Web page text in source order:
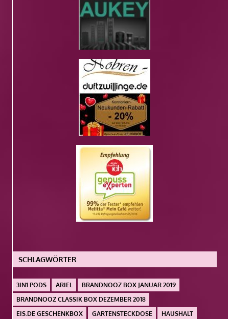
SCHLAGWÖRTER
3IN1 PODS ARIEL
BRANDNOOZ BOX JANUAR 2019
BRANDNOOZ CLASSIK BOX DEZEMBER 2018
EIS.DE GESCHENKBOX
GARTENSTECKDOSE HAUSHALT